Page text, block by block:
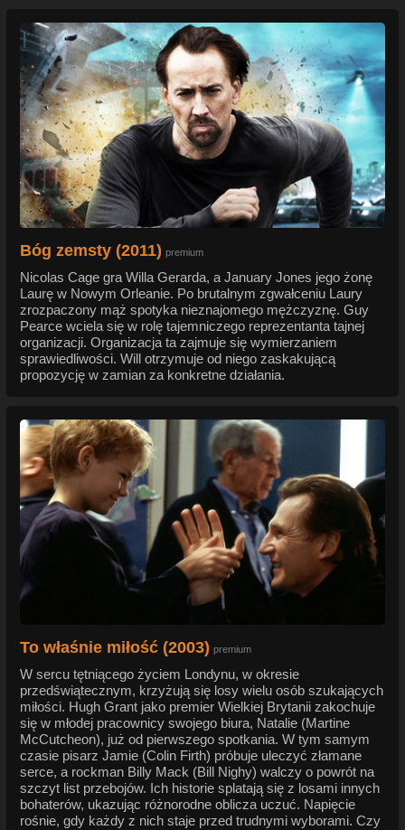
Bóg zemsty (2011) premium
Nicolas Cage gra Willa Gerarda, a January Jones jego żonę
Laurę w Nowym Orleanie. Po brutalnym zgwałceniu Laury
zrozpaczony mąż spotyka nieznajomego mężczyznę. Guy
Pearce wciela się w rolę tajemniczego reprezentanta tajnej
organizacji. Organizacja ta zajmuje się wymierzaniem
sprawiedliwości. Will otrzymuje od niego zaskakującą
propozycję w zamian za konkretne działania.
To właśnie miłość (2003) premium
W sercu tętniącego życiem Londynu, w okresie
przedświątecznym, krzyżują się losy wielu osób szukających
miłości. Hugh Grant jako premier Wielkiej Brytanii zakochuje
się w młodej pracownicy swojego biura, Natalie (Martine
McCutcheon), już od pierwszego spotkania. W tym samym
czasie pisarz Jamie (Colin Firth) próbuje uleczyć złamane
serce, a rockman Billy Mack (Bill Nighy) walczy o powrót na
szczyt list przebojów. Ich historie splatają się z losami innych
bohaterów, ukazując różnorodne oblicza uczuć. Napięcie
rośnie, gdy każdy z nich staje przed trudnymi wyborami. Czy